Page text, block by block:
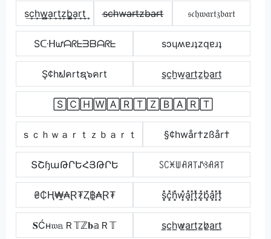
s͢c͢h͢w̳͢a͢r͢t͢z͢b̳͢a͢r͢t͢ s̶c̶h̶w̶a̶r̶t̶z̶b̶a̶r̶t̶ 𝔰𝔠𝔥𝔴𝔞𝔯𝔱𝔷𝔟𝔞𝔯𝔱
Sᑢᕼᘺᗩᖇᖶᗱᗷᗩᖇᖶ sɔɥʍɐɹʇzqɐɹʇ
Ş¢hຟคrtຊ๖คrt s̼c̼h̼w̼a̼r̼t̼z̼b̼a̼r̼t̼
🅂🄲🄷🅆🄰🅁🅃🅉🄱🄰🅁🅃
ｓｃｈｗａｒｔｚｂａｒｔ §¢hwår†zßår†
ՏՇɧաԹՐԵՀՅԹՐԵ ꇙꉔꁝꅐꋬꋪ꓄ꁴꃳꋬꋪ꓄
₴₵Ⱨ₩̼₳Ɽ₮Ⱬ฿̼₳Ɽ₮ s͓̽c͓̽h͓̽w͓̽a͓̽r͓̽t͓̽z͓̽b͓̽a͓̽r͓̽t͓̽
𝐒Ćн𝔴𝕒Ｒ𝕋ℤ𝐛𝕒Ｒ𝕋 s̲c̲h̲w̷̲a̲r̲t̲z̲b̷̲a̲r̲t̲